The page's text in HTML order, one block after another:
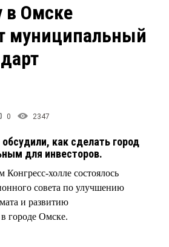
Рейтинги
Блоги
в Омске
муниципальный
0 2347
как сделать город
для инвесторов.
Конгресс-холле состоялось
совета по улучшению
и развитию
городе Омске.